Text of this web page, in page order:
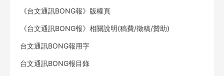
《台文通訊BONG報》版權頁
《台文通訊BONG報》相關說明(稿費/徵稿/贊助)
台文通訊BONG報用字
台文通訊BONG報目錄